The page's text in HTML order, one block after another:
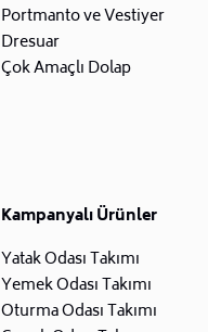
Portmanto ve Vestiyer
Dresuar
Çok Amaçlı Dolap
Kampanyalı Ürünler
Yatak Odası Takımı
Yemek Odası Takımı
Oturma Odası Takımı